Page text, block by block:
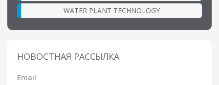
WATER PLANT TECHNOLOGY
НОВОСТНАЯ РАССЫЛКА
Email